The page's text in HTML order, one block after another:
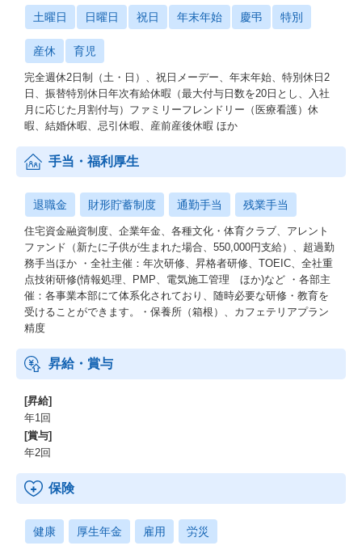
土曜日 日曜日 祝日 年末年始 慶弔 特別
産休 育児
完全週休2日制（土・日）、祝日メーデー、年末年始、特別休日2
日、振替特別休日年次有給休暇（最大付与日数を20日とし、入社
月に応じた月割付与）ファミリーフレンドリー（医療看護）休
暇、結婚休暇、忌引休暇、産前産後休暇 ほか
手当・福利厚生
退職金 財形貯蓄制度 通勤手当 残業手当
住宅資金融資制度、企業年金、各種文化・体育クラブ、アレント
ファンド（新たに子供が生まれた場合、550,000円支給）、超過勤
務手当ほか ・全社主催：年次研修、昇格者研修、TOEIC、全社重
点技術研修(情報処理、PMP、電気施工管理 ほか)など ・各部主
催：各事業本部にて体系化されており、随時必要な研修・教育を
受けることができます。・保養所（箱根）、カフェテリアプラン
精度
昇給・賞与
[昇給]
年1回
[賞与]
年2回
保険
健康 厚生年金 雇用 労災